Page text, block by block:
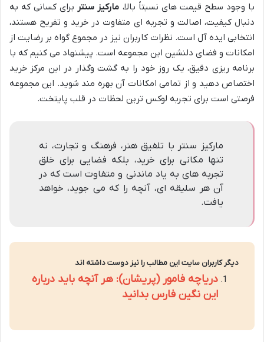
با وجود سطح قیمت های نسبتاً بالا، مارکیز سنتر برای کسانی که به
دنبال کیفیت، اصالت و تجربه ای متفاوت در خرید و تفریح هستند،
انتخابی ایده آل است. نظرات کاربران نیز در مجموع گواه بر رضایت از
امکانات و فضای دلنشین این مجموعه است. پیشنهاد می کنیم که با
برنامه ریزی دقیق، یک روز خود را به گشت وگذار در این مرکز خرید
اختصاص دهید و از تمامی امکانات آن بهره مند شوید. این مجموعه
فرصتی است برای تجربه لوکس ترین لحظات در قلب پایتخت.
مارکیز سنتر با تلفیق هنر، فرهنگ و تجارت، نه
تنها مکانی برای خرید، بلکه فضایی برای خلق
تجربه های به یاد ماندنی و متفاوت است که در
آن هر سلیقه ای، آنچه را که می جوید، خواهد
یافت.
دیگر کاربران سایت این مطالب را نیز دوست داشته اند
دریاچه فامور (پریشان): هر آنچه باید درباره
این نگین فارس بدانید